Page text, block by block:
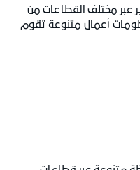
إلى المشاريع
عبر مختلف القطاعات من
أعمال متنوعة تقوم